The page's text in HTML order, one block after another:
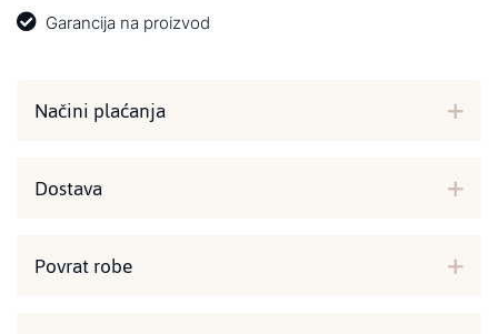
Garancija na proizvod
Načini plaćanja
Dostava
Povrat robe